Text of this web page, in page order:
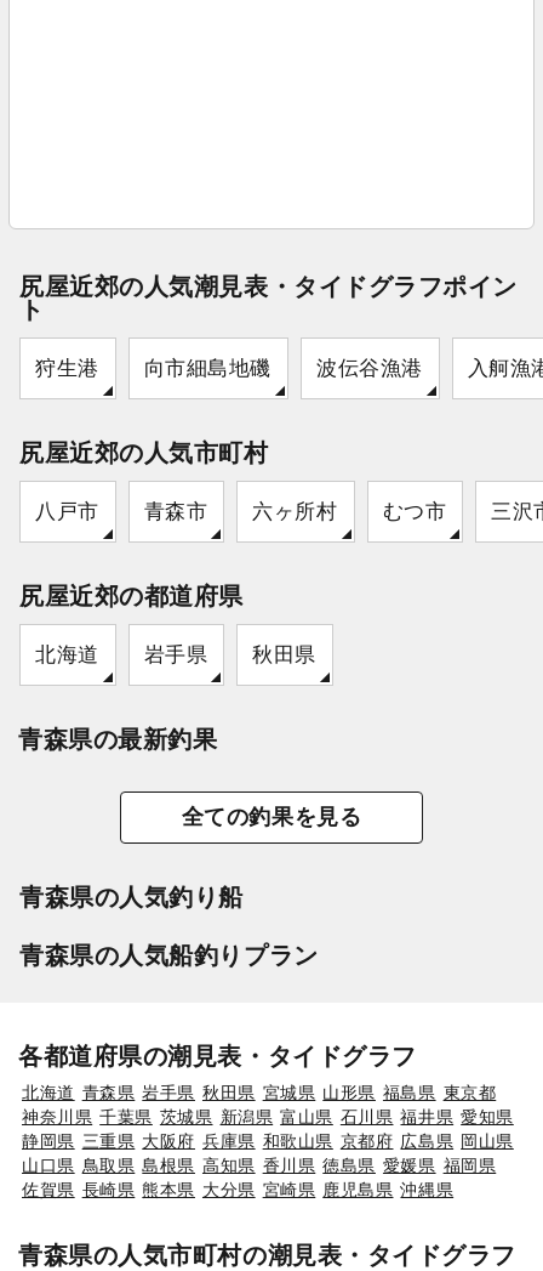
尻屋近郊の人気潮見表・タイドグラフポイン
ト
狩生港 向市細島地磯 波伝谷漁港 入舸漁
尻屋近郊の人気市町村
八戸市 青森市 六ヶ所村 むつ市 三沢
尻屋近郊の都道府県
北海道 岩手県 秋田県
青森県の最新釣果
全ての釣果を見る
青森県の人気釣り船
青森県の人気船釣りプラン
各都道府県の潮見表・タイドグラフ
北海道 青森県 岩手県 秋田県 宮城県 山形県 福島県 東京都
神奈川県 千葉県 茨城県 新潟県 富山県 石川県 福井県 愛知県
静岡県 三重県 大阪府 兵庫県 和歌山県 京都府 広島県 岡山県
山口県 鳥取県 島根県 高知県 香川県 徳島県 愛媛県 福岡県
佐賀県 長崎県 熊本県 大分県 宮崎県 鹿児島県 沖縄県
青森県の人気市町村の潮見表・タイドグラフ